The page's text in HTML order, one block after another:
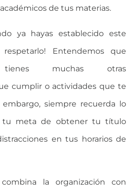
de tus materias.
ya hayas establecido este
Entendemos que
tienes muchas otras
cumplir o actividades que te
embargo, siempre recuerda lo
tu meta de obtener tu título
en tus horarios de
la organización con